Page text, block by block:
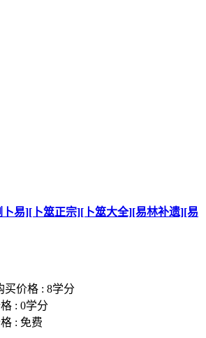
易][卜筮正宗][卜筮大全][易林补遗][易
买价格 : 8学分
: 0学分
: 免费